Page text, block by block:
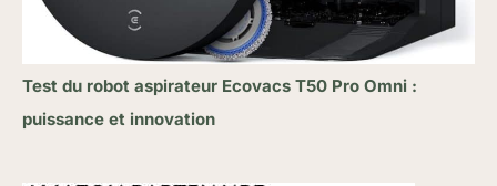
Test du robot aspirateur Ecovacs T50 Pro Omni :
puissance et innovation